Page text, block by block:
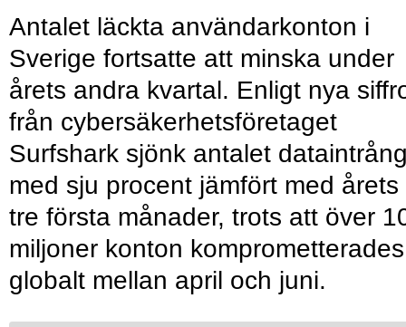
Antalet läckta användarkonton i
Sverige fortsatte att minska under
årets andra kvartal. Enligt nya
från cybersäkerhetsföretaget
Surfshark sjönk antalet
med sju procent jämfört med årets
tre första månader, trots att över
miljoner konton komprometterades
globalt mellan april och juni.